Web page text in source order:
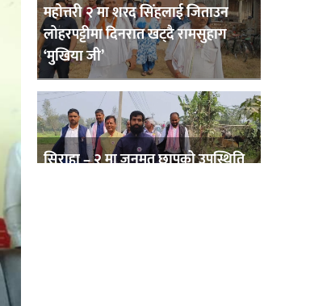
महोत्तरी २ मा शरद सिंहलाई जिताउन
लोहरपट्टीमा दिनरात खट्दै रामसुहाग
‘मुखिया जी’
सिराहा – २ मा जनमत छापको उपस्थिति